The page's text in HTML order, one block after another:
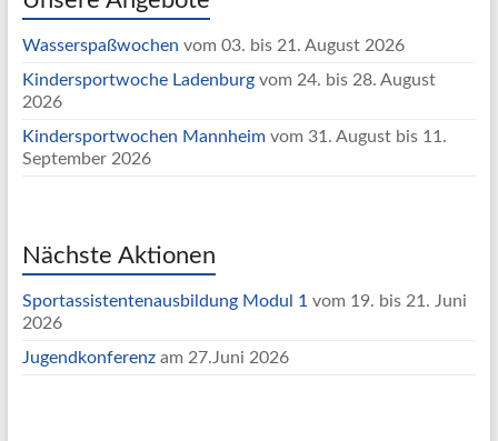
Wasserspaßwochen vom 03. bis 21. August 2026
Kindersportwoche Ladenburgvom 24. bis 28. August
2026
Kindersportwochen Mannheim vom 31. August bis 11.
September 2026
Nächste Aktionen
Sportassistentenausbildung Modul 1 vom 19. bis 21. Juni
2026
Jugendkonferenzam 27.Juni 2026